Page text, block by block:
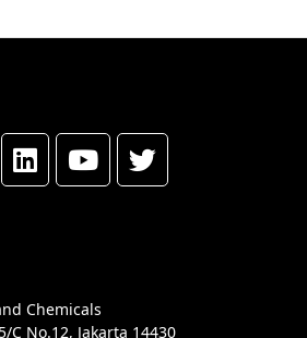
Chemicals
C No.12, Jakarta 14430